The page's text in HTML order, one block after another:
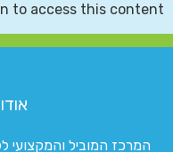
to access this content